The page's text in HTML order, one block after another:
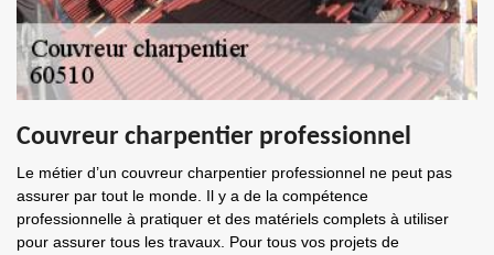
Couvreur charpentier professionnel
Le métier d’un couvreur charpentier professionnel ne peut pas
assurer par tout le monde. Il y a de la compétence
professionnelle à pratiquer et des matériels complets à utiliser
pour assurer tous les travaux. Pour tous vos projets de